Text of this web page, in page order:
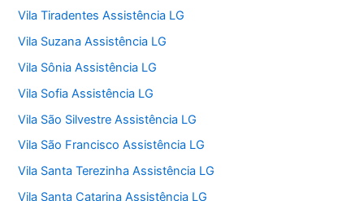
Vila Tiradentes Assistência LG
Vila Suzana Assistência LG
Vila Sônia Assistência LG
Vila Sofia Assistência LG
Vila São Silvestre Assistência LG
Vila São Francisco Assistência LG
Vila Santa Terezinha Assistência LG
Vila Santa Catarina Assistência LG